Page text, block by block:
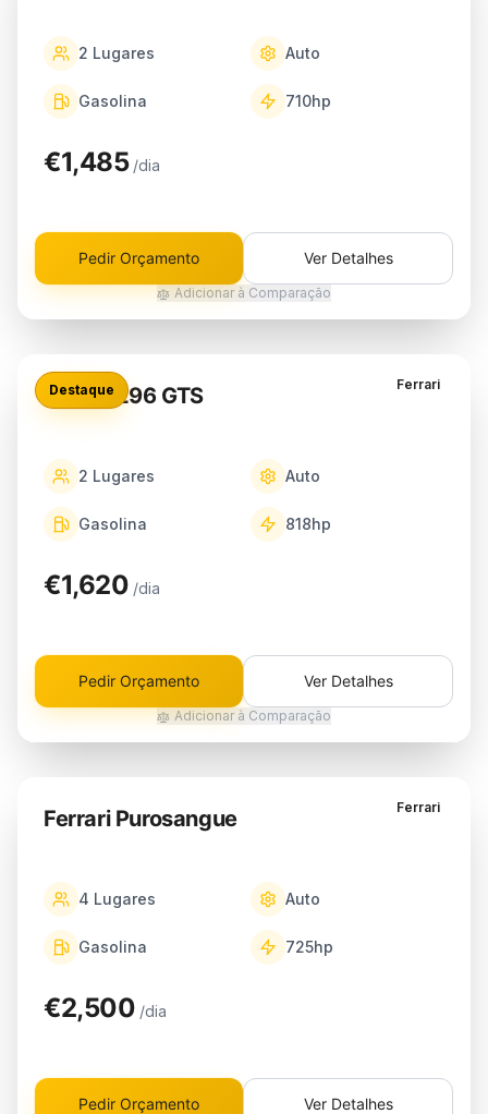
2 Lugares Auto
Gasolina 710hp
€1,485 /dia
Pedir Orçamento Ver Detalhes
Adicionar à Comparação
Destaque Ferrari
Ferrari 296 GTS
2 Lugares Auto
Gasolina 818hp
€1,620 /dia
Pedir Orçamento Ver Detalhes
Adicionar à Comparação
Ferrari
Ferrari Purosangue
4 Lugares Auto
Gasolina 725hp
€2,500 /dia
Pedir Orçamento Ver Detalhes